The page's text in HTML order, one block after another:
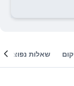
שאלות נפוצות